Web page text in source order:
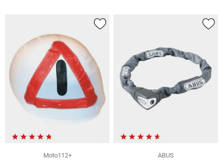
Moto112+
ABUS